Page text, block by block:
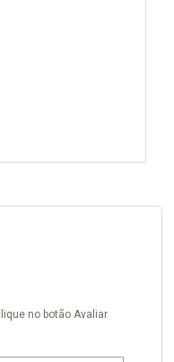
no botão Avaliar